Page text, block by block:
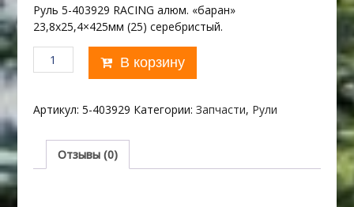
Руль 5-403929 RACING алюм. «баран»
23,8х25,4×425мм (25) серебристый.
Количество
товара
RACING
23,8х25,4x425мм
В корзину
Артикул: 5-403929 Категории: Запчасти, Рули
Отзывы (0)